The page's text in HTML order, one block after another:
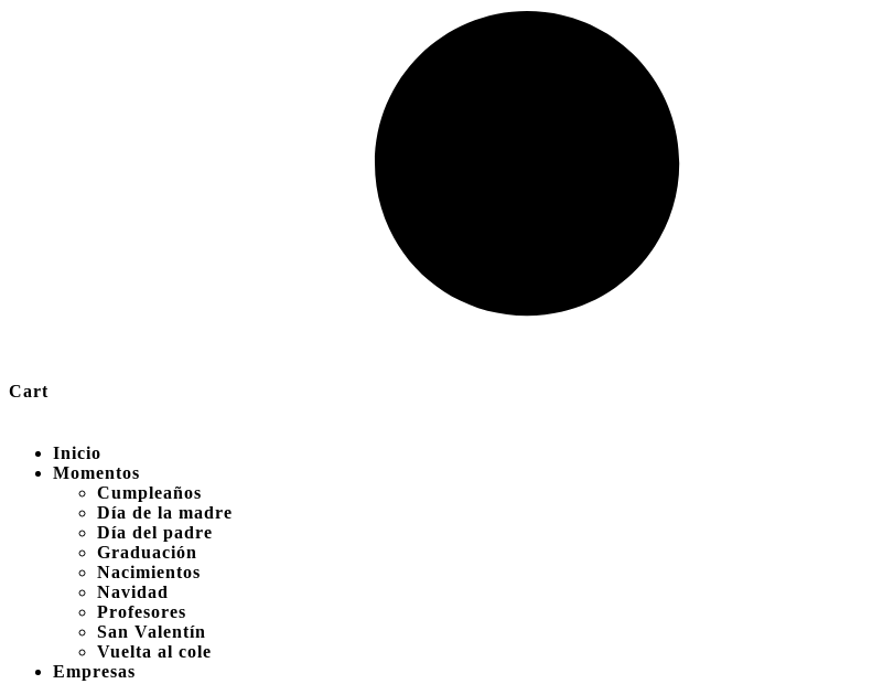
Cart
Inicio
Momentos
Cumpleaños
Día de la madre
Día del padre
Graduación
Nacimientos
Navidad
Profesores
San Valentín
Vuelta al cole
Empresas